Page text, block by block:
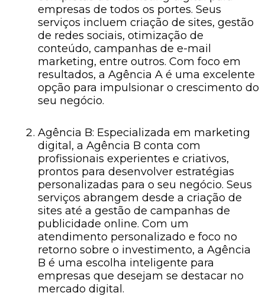
empresas de todos os portes. Seus
serviços incluem criação de sites, gestão
de redes sociais, otimização de
conteúdo, campanhas de e-mail
marketing, entre outros. Com foco em
resultados, a Agência A é uma excelente
opção para impulsionar o crescimento do
seu negócio.
Agência B: Especializada em marketing
digital, a Agência B conta com
profissionais experientes e criativos,
prontos para desenvolver estratégias
personalizadas para o seu negócio. Seus
serviços abrangem desde a criação de
sites até a gestão de campanhas de
publicidade online. Com um
atendimento personalizado e foco no
retorno sobre o investimento, a Agência
B é uma escolha inteligente para
empresas que desejam se destacar no
mercado digital.